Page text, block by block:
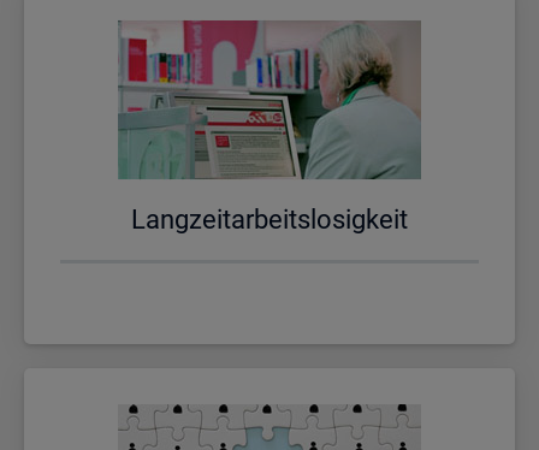
Lang­zeit­ar­beits­lo­sig­keit